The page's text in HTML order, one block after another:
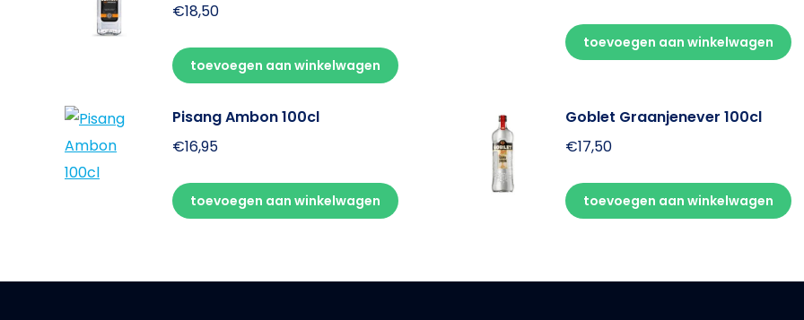
€18,50
toevoegen aan winkelwagen
toevoegen aan winkelwagen
Pisang Ambon 100cl
€16,95
toevoegen aan winkelwagen
Goblet Graanjenever 100cl
€17,50
toevoegen aan winkelwagen